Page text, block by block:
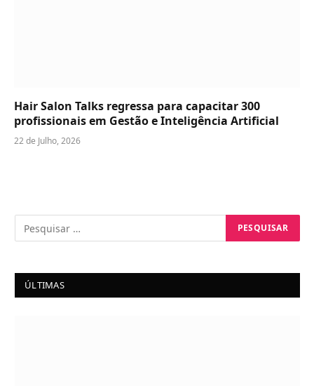
Hair Salon Talks regressa para capacitar 300
profissionais em Gestão e Inteligência Artificial
22 de Julho, 2026
ÚLTIMAS